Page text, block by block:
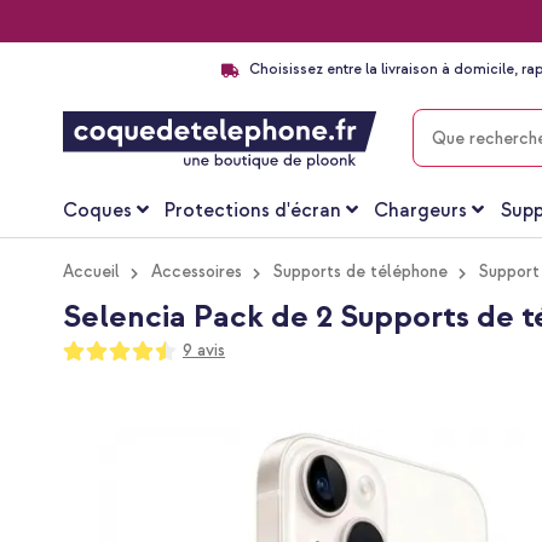
Choisissez entre la livraison à domicile,
CHERCHER
Coques Protections d'écran Chargeurs
Accueil Accessoires Supports de téléphone
Selencia Pack de 2 Supports de
Notation:
89
100
9 avis